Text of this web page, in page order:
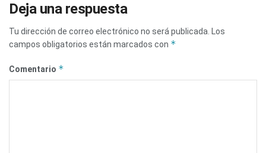
Deja una respuesta
Tu dirección de correo electrónico no será publicada. Los
campos obligatorios están marcados con *
Comentario *